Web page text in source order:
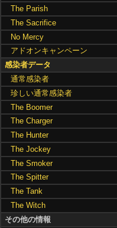
The Parish
The Sacrifice
No Mercy
アドオンキャンペーン
感染者データ
通常感染者
珍しい通常感染者
The Boomer
The Charger
The Hunter
The Jockey
The Smoker
The Spitter
The Tank
The Witch
その他の情報